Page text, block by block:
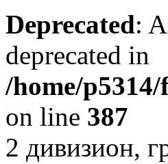
Deprecated:
deprecated in
/home/
on line 387
2 дивизион,